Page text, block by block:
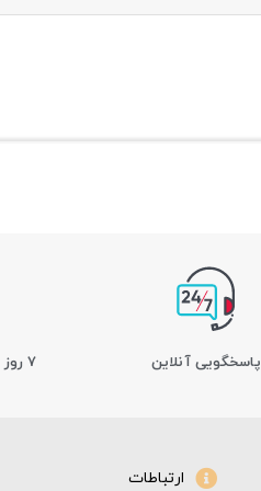
پاسخگویی آنلاین 7 روز ضمانت بازگشت کالا
ارتباطات